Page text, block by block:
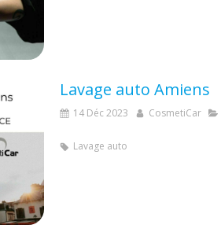
Lavage auto Amiens
14 Déc 2023 CosmetiCar
Lavage auto